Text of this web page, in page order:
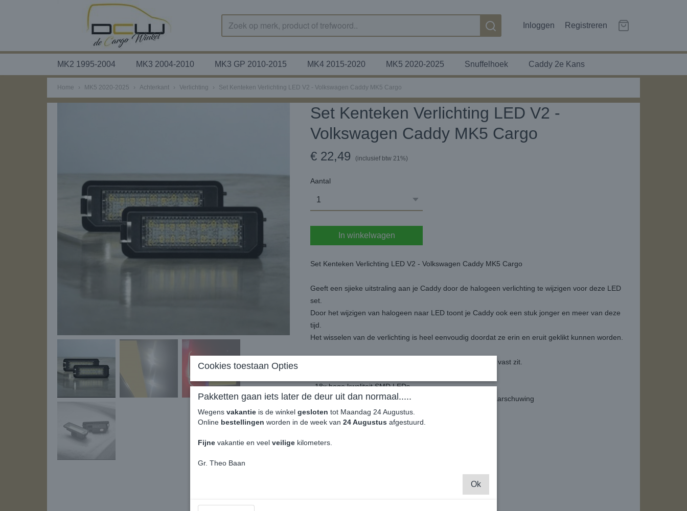
Inloggen Registreren
MK2 1995-2004 MK3 2004-2010 MK3 GP 2010-2015 MK4 2015-2020 MK5 2020-2025 Snuffelhoek Caddy 2e Kans
Home › MK5 2020-2025 › Achterkant › Verlichting › Set Kenteken Verlichting LED V2 - Volkswagen Caddy MK5 Cargo
Set Kenteken Verlichting LED V2 -
Volkswagen Caddy MK5 Cargo
€ 22,49 (inclusief btw 21%)
Aantal
In winkelwagen
Set Kenteken Verlichting LED V2 - Volkswagen Caddy MK5 Cargo
Geeft een sjieke uitstraling aan je Caddy door de halogeen verlichting te wijzigen voor deze LED
set.
Door het wijzigen van halogeen naar LED toont je Caddy ook een stuk jonger en meer van deze
tijd.
Het wisselen van de verlichting is heel eenvoudig doordat ze erin en eruit geklikt kunnen worden.
Geeft geen storing door de Canbus die aan de verlichting vast zit.
- 18x hoge kwaliteit SMD LEDs
- Ingebouwde Canbus weerstand, geen foutmelding of waarschuwing
- Eenvoudig te installeren, plug&play
- 4x helderder dan de originele verlichting
- Voorzien van E-Keurmerk
Cookies toestaan Opties
Pakketten gaan iets later de deur uit dan normaal.....
Wegens vakantie is de winkel gesloten tot Maandag 24 Augustus.
Online bestellingen worden in de week van 24 Augustus afgestuurd.
Fijne vakantie en veel veilige kilometers.
Gr. Theo Baan
Ok